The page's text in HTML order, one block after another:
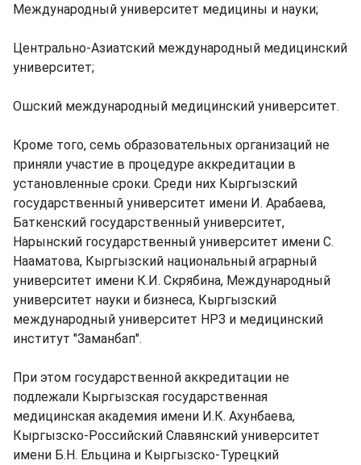
Международный университет медицины и науки;
Центрально-Азиатский международный медицинский
университет;
Ошский международный медицинский университет.
Кроме того, семь образовательных организаций не
приняли участие в процедуре аккредитации в
установленные сроки. Среди них Кыргызский
государственный университет имени И. Арабаева,
Баткенский государственный университет,
Нарынский государственный университет имени С.
Нааматова, Кыргызский национальный аграрный
университет имени К.И. Скрябина, Международный
университет науки и бизнеса, Кыргызский
международный университет НРЗ и медицинский
институт "Заманбап".
При этом государственной аккредитации не
подлежали Кыргызская государственная
медицинская академия имени И.К. Ахунбаева,
Кыргызско-Российский Славянский университет
имени Б.Н. Ельцина и Кыргызско-Турецкий